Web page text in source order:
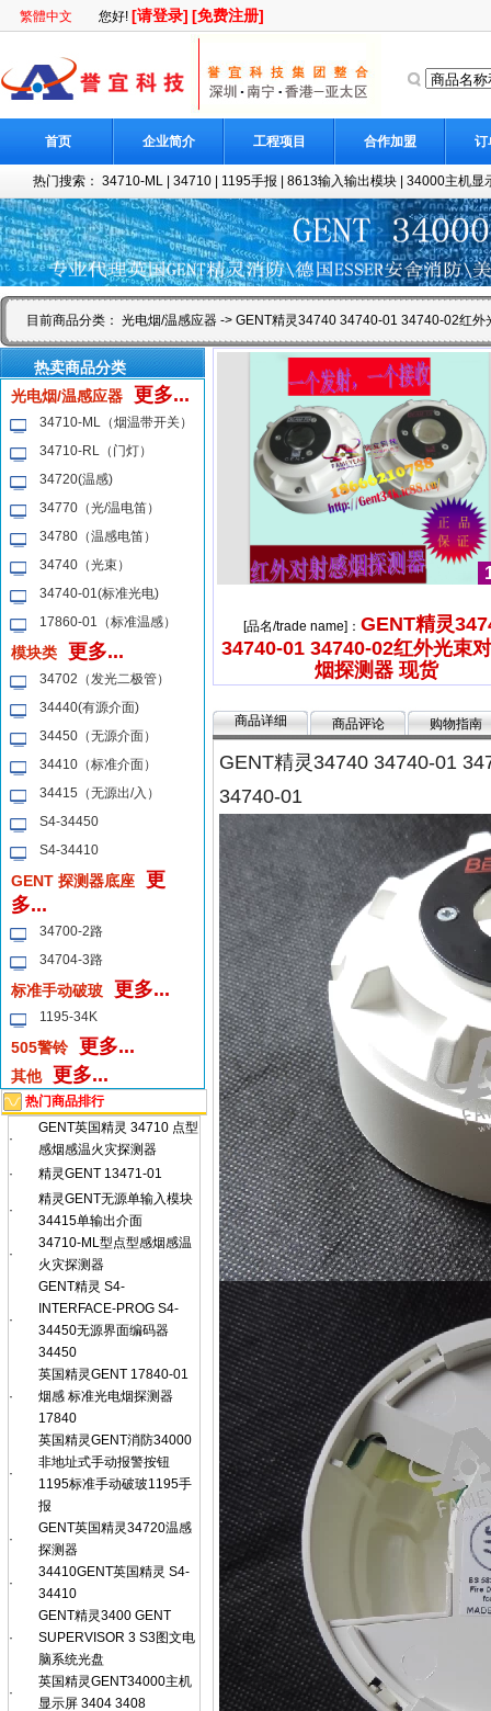
繁體中文 您好! [请登录] [免费注册]
首页 企业简介 工程项目 合作加盟 订
热门搜索： 34710-ML 34710 1195手报 8613输入输出模块 34000主机显
目前商品分类： 光电烟/温感应器 -> GENT精灵34740 34740-01 34740-02红外
热卖商品分类
光电烟/温感应器
更多...
34710-ML（烟温带开关）
34710-RL（门灯）
34720(温感)
34770（光/温电笛）
34780（温感电笛）
34740（光束）
34740-01(标准光电)
17860-01（标准温感）
模块类 更多...
34702（发光二极管）
34440(有源介面)
34450（无源介面）
34410（标准介面）
34415（无源出/入）
S4-34450
S4-34410
GENT 探测器底座
更
多...
34700-2路
34704-3路
标准手动破玻 更多...
1195-34K
505警铃 更多...
其他 更多...
热门商品排行
·
GENT英国精灵 34710 点型
感烟感温火灾探测器
·
精灵GENT 13471-01
·
精灵GENT无源单输入模块
34415单输出介面
·
34710-ML型点型感烟感温
火灾探测器
·
GENT精灵 S4-
INTERFACE-PROG S4-
34450无源界面编码器
34450
·
英国精灵GENT 17840-01
烟感 标准光电烟探测器
17840
·
英国精灵GENT消防34000
非地址式手动报警按钮
1195标准手动破玻1195手
报
·
GENT英国精灵34720温感
探测器
·
34410GENT英国精灵 S4-
34410
·
GENT精灵3400 GENT
SUPERVISOR 3 S3图文电
脑系统光盘
·
英国精灵GENT34000主机
显示屏 3404 3408
[品名/trade name]： GENT精灵
34740-01 34740-02红外光束
烟探测器 现货
商品详细 商品评论 购物指南
GENT精灵34740 34740-01
34740-01